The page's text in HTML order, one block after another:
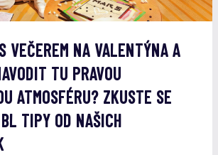
VEČEREM NA VALENTÝNA A
TU PRAVOU
ATMOSFÉRU? ZKUSTE SE
TIPY OD NAŠICH